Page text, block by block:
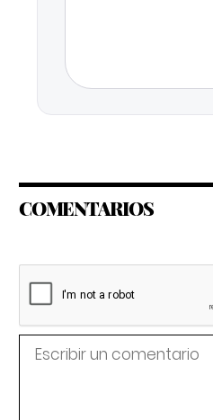
COMENTARIOS